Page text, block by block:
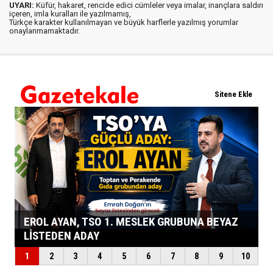
UYARI: Küfür, hakaret, rencide edici cümleler veya imalar, inançlara saldırı
içeren, imla kuralları ile yazılmamış,
Türkçe karakter kullanılmayan ve büyük harflerle yazılmış yorumlar
onaylanmamaktadır.